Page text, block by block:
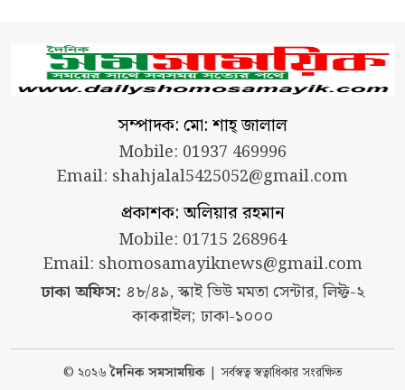
সম্পাদক: মো: শাহ্ জালাল
Mobile: 01937 469996
Email: shahjalal5425052@gmail.com
প্রকাশক: অলিয়ার রহমান
Mobile: 01715 268964
Email: shomosamayiknews@gmail.com
ঢাকা অফিস: ৪৮/৪৯, স্কাই ভিউ মমতা সেন্টার, লিফ্ট-২
কাকরাইল; ঢাকা-১০০০
© ২০২৬দৈনিক সমসাময়িক| সর্বস্বত্ব স্বত্বাধিকার সংরক্ষিত